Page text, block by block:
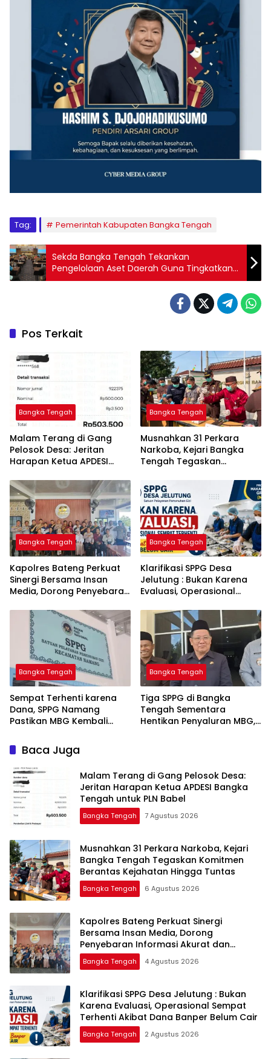
Tag: Pemerintah Kabupaten Bangka Tengah
Sekda Bangka Tengah Tekankan
Pengelolaan Aset Daerah Guna Tingkatkan
PAD
Pos Terkait
Bangka Tengah
Malam Terang di Gang
Pelosok Desa: Jeritan
Harapan Ketua APDESI
Babel
Bangka Tengah
Musnahkan 31 Perkara
Narkoba, Kejari Bangka
Tengah Tegaskan
Kejahatan Hingga Tuntas
Bangka Tengah
‎Kapolres Bateng Perkuat
Sinergi Bersama Insan
Media, Dorong Penyebaran
Layanan Polri 110
Bangka Tengah
‎Klarifikasi SPPG Desa
Jelutung : Bukan Karena
Evaluasi, Operasional
Dana Banper Belum Cair
Bangka Tengah
‎Sempat Terhenti karena
Dana, SPPG Namang
Pastikan MBG Kembali
Bangka Tengah
‎Tiga SPPG di Bangka
Tengah Sementara
Hentikan Penyaluran MBG,
Baca Juga
Malam Terang di Gang Pelosok Desa:
Jeritan Harapan Ketua APDESI Bangka
Tengah untuk PLN Babel
Bangka Tengah 7 Agustus 2026
Musnahkan 31 Perkara Narkoba, Kejari
Bangka Tengah Tegaskan Komitmen
Berantas Kejahatan Hingga Tuntas
Bangka Tengah 6 Agustus 2026
‎Kapolres Bateng Perkuat Sinergi
Bersama Insan Media, Dorong
Penyebaran Informasi Akurat dan
Layanan Polri 110
Bangka Tengah 4 Agustus 2026
‎Klarifikasi SPPG Desa Jelutung : Bukan
Karena Evaluasi, Operasional Sempat
Terhenti Akibat Dana Banper Belum Cair
Bangka Tengah 2 Agustus 2026